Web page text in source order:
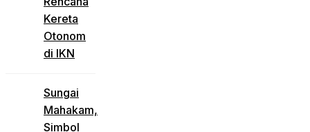
Kereta
Otonom
di IKN
Sungai
Mahakam,
Simbol